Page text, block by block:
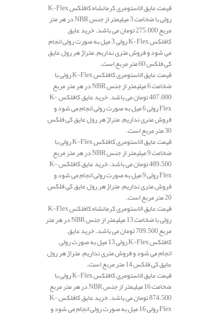
قیمت عایق الاستومری کرمانشاه کافلکس K-Flex
رولی با ضخامت 3 میلیمتر از جنس NBR در هر متر
مربع 275.000 تومان می باشد. خرید عایق
کافلکس K-Flex رولی 3 میل به صورت رولی انجام
می شود و فروش متری نداریم. متراژ هر رول عایق
کی فلکس 60 متر مربع است.
قیمت عایق الاستومری کافلکس K-Flex رولی با
ضخامت 6 میلیمتر از جنس NBR در هر متر مربع
407.000 تومان می باشد. خرید عایق کافلکس K-
Flex رولی 6 میل به صورت رولی انجام می شود و
فروش متری نداریم. متراژ هر رول عایق کی فلکس
30 متر مربع است.
قیمت عایق الاستومری کافلکس K-Flex رولی با
ضخامت 9 میلیمتر از جنس NBR در هر متر مربع
489.500 تومان می باشد. خرید عایق کافلکس K-
Flex رولی 9 میل به صورت رولی انجام می شود و
فروش متری نداریم. متراژ هر رول عایق کی فلکس
20 متر مربع است.
قیمت عایق الاستومری کرمانشاه کافلکس K-Flex
رولی با ضخامت 13 میلیمتر از جنس NBR در هر متر
مربع 709.500 تومان می باشد. خرید عایق
کافلکس K-Flex رولی 13 میل به صورت رولی
انجام می شود و فروش متری نداریم. متراژ هر رول
عایق کی فلکس 14 متر مربع است.
قیمت عایق الاستومری کافلکس K-Flex رولی با
ضخامت 16 میلیمتر از جنس NBR در هر متر مربع
874.500 تومان می باشد. خرید عایق کافلکس K-
Flex رولی 16 میل به صورت رولی انجام می شود و